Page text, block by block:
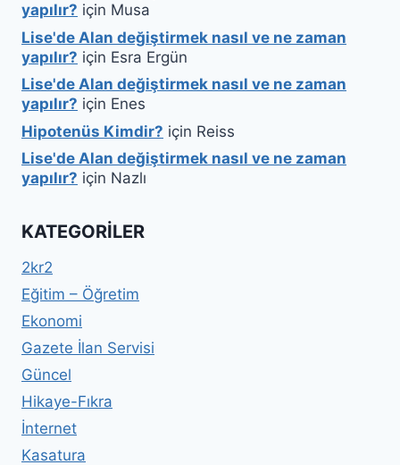
yapılır? için Musa
Lise'de Alan değiştirmek nasıl ve ne zaman
yapılır? için Esra Ergün
Lise'de Alan değiştirmek nasıl ve ne zaman
yapılır? için Enes
Hipotenüs Kimdir? için Reiss
Lise'de Alan değiştirmek nasıl ve ne zaman
yapılır? için Nazlı
KATEGORILER
2kr2
Eğitim – Öğretim
Ekonomi
Gazete İlan Servisi
Güncel
Hikaye-Fıkra
İnternet
Kasatura